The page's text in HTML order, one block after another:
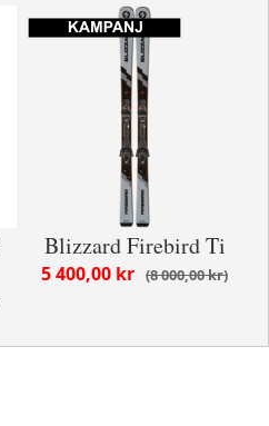
Blizzard Firebird Ti
8 000,00 kr
5 400,00 kr